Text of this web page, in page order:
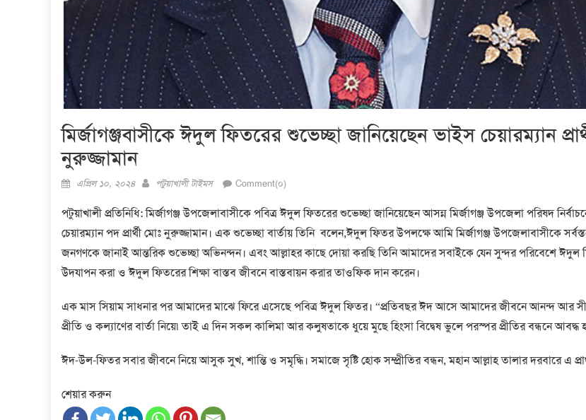
মির্জাগঞ্জবাসীকে ঈদুল ফিতরের শুভেচ্ছা জানিয়েছেন ভাইস চেয়ারম্যান
নুরুজ্জামান
Posted
এপ্রিল ১০, ২০২৪ Author
পটুয়াখালী টাইমস Comment(০)
পটুয়াখালী প্রতিনিধি: মির্জাগঞ্জ উপজেলাবাসীকে পবিত্র ঈদুল ফিতরের শুভেচ্ছা জানিয়েছেন আসন্ন মির্জাগঞ্জ উপজেলা পরিষদ
চেয়ারম্যান পদ প্রার্থী মোঃ নুরুজ্জামান। এক শুভেচ্ছা বার্তায় তিনি বলেন,ঈদুল ফিতর উপলক্ষে আমি মির্জাগঞ্জ উপজেলাবাসীকে
জনগণকে জানাই আন্তরিক শুভেচ্ছা অভিনন্দন। এবং আল্লাহর কাছে দোয়া করছি তিনি আমাদের সবাইকে যেন সুন্দর পরিবেশে ঈদুল
উদযাপন করা ও ঈদুল ফিতরের শিক্ষা বাস্তব জীবনে বাস্তবায়ন করার তাওফিক দান করেন।
এক মাস সিয়াম সাধনার পর আমাদের মাঝে ফিরে এসেছে পবিত্র ঈদুল ফিতর। “প্রতিবছর ঈদ আসে আমাদের জীবনে আনন্দ আর
প্রীতি ও কল্যাণের বার্তা নিয়ে৷ তাই এ দিন সকল কালিমা আর কলুষতাকে ধুয়ে মুছে হিংসা বিদ্বেষ ভুলে পরস্পর প্রীতির বন্ধনে আবদ্ধ
ঈদ-উল-ফিতর সবার জীবনে নিয়ে আসুক সুখ, শান্তি ও সমৃদ্ধি। সমাজে সৃষ্টি হোক সম্প্রীতির বন্ধন, মহান আল্লাহ তালার দরবারে এ
শেয়ার করুন